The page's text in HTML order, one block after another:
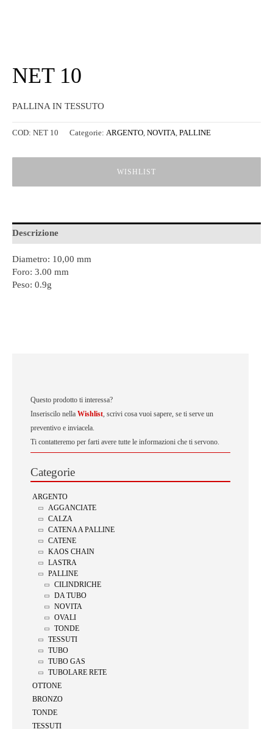
Questo prodotto ti interessa?
Inseriscilo nella Wishlist, scrivi cosa vuoi sapere, se ti serve un
preventivo e inviacela.
Ti contatteremo per farti avere tutte le informazioni che ti servono.
Categorie
ARGENTO
AGGANCIATE
CALZA
CATENA A PALLINE
CATENE
KAOS CHAIN
LASTRA
PALLINE
CILINDRICHE
DA TUBO
NOVITA
OVALI
TONDE
TESSUTI
TUBO
TUBO GAS
TUBOLARE RETE
OTTONE
BRONZO
TONDE
TESSUTI
NET 10
PALLINA IN TESSUTO
COD: NET 10 Categorie: ARGENTO, NOVITA, PALLINE
WISHLIST
Descrizione
Diametro: 10,00 mm
Foro: 3.00 mm
Peso: 0.9g